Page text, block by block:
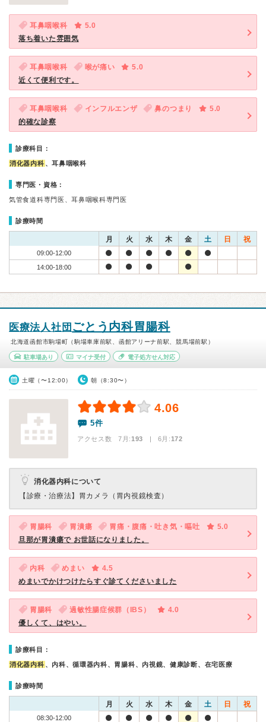
耳鼻咽喉科
5.0
落ち着いた雰囲気
耳鼻咽喉科 喉が痛い
5.0
近くて便利です。
耳鼻咽喉科 インフルエンザ 鼻のつまり
5.0
的確な診察
診療科目：
消化器内科 、耳鼻咽喉科
専門医・資格：
気管食道科専門医、耳鼻咽喉科専門医
診療時間
月 火 水 木 金 土 日 祝
09:00-12:00
14:00-18:00
医療法人社団 ごとう内科胃腸科
北海道函館市駒場町（駒場車庫前駅、函館アリーナ前駅、競馬場前駅）
駐車場あり マイナ受付 電子処方せん対応
土曜（〜12:00） 朝（8:30〜）
4.06
5件
アクセス数 7月:193 | 6月:172
消化器内科について
【診療・治療法】 胃カメラ（胃内視鏡検査）
胃腸科 胃潰瘍 胃痛・腹痛・吐き気・嘔吐
5.0
旦那が胃潰瘍で お世話になりました。
内科 めまい
4.5
めまいでかけつけたらすぐ診てくださいました
胃腸科 過敏性腸症候群（IBS）
4.0
優しくて、はやい。
診療科目：
消化器内科 、内科、循環器内科、胃腸科、内視鏡、健康診断、在宅医療
診療時間
月 火 水 木 金 土 日 祝
08:30-12:00